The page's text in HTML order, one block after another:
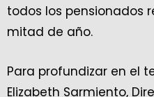
todos los pensionados
mitad de año.
Para profundizar en el
Elizabeth Sarmiento,